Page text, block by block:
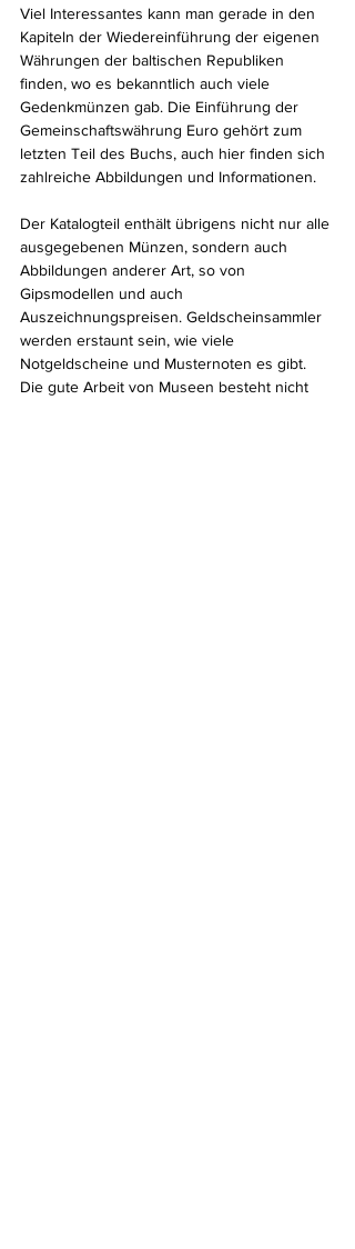
Viel Interessantes kann man gerade in den
Kapiteln der Wiedereinführung der eigenen
Währungen der baltischen Republiken
finden, wo es bekanntlich auch viele
Gedenkmünzen gab. Die Einführung der
Gemeinschaftswährung Euro gehört zum
letzten Teil des Buchs, auch hier finden sich
zahlreiche Abbildungen und Informationen.
Der Katalogteil enthält übrigens nicht nur alle
ausgegebenen Münzen, sondern auch
Abbildungen anderer Art, so von
Gipsmodellen und auch
Auszeichnungspreisen. Geldscheinsammler
werden erstaunt sein, wie viele
Notgeldscheine und Musternoten es gibt.
Die gute Arbeit von Museen besteht nicht